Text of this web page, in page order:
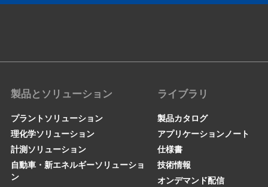
製品とソリューション
プラントソリューション
理化学ソリューション
計測ソリューション
自動車・新エネルギーソリューショ
ン
ライブラリ
製品カタログ
アプリケーションノート
仕様書
技術情報
オンデマンド配信